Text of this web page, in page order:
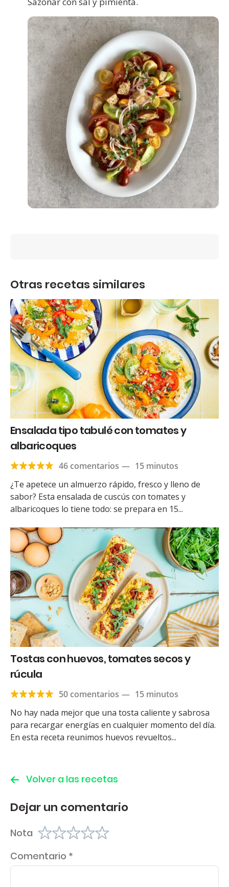
Otras recetas similares
Ensalada tipo tabulé con tomates y
albaricoques
46 comentarios — 15 minutos
¿Te apetece un almuerzo rápido, fresco y lleno de
sabor? Esta ensalada de cuscús con tomates y
albaricoques lo tiene todo: se prepara en 15...
Tostas con huevos, tomates secos y
rúcula
50 comentarios — 15 minutos
No hay nada mejor que una tosta caliente y sabrosa
para recargar energías en cualquier momento del día.
En esta receta reunimos huevos revueltos...
Volver a las recetas
Dejar un comentario
Nota
Comentario *